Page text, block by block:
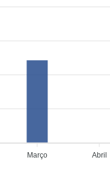
Março Abril